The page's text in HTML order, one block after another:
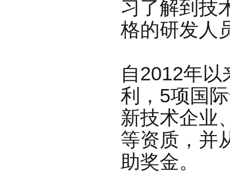
习了解到技
格的研发人
自2012年
利，5项国
新技术企业
等资质，并
助奖金。